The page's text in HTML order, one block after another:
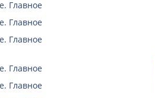
Главное
Главное
Главное
Главное
Главное